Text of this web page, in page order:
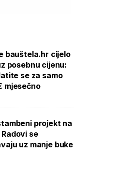
bauštela.hr cijelo
posebnu cijenu:
se za samo
mjesečno
projekt na
se
uz manje buke